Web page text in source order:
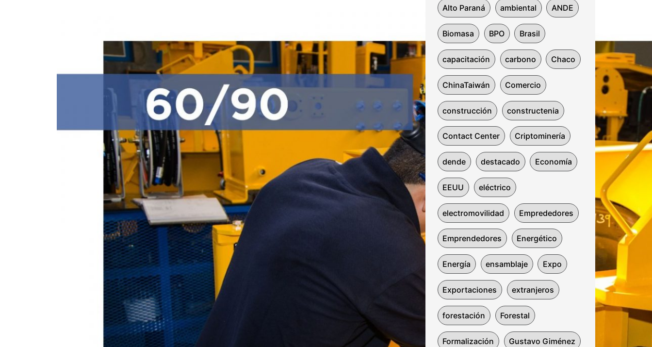
Alto Paraná ambiental ANDE
Biomasa BPO Brasil
capacitación carbono Chaco
ChinaTaiwán Comercio
construcción constructenia
Contact Center Criptominería
dende destacado Economía
EEUU eléctrico
electromovilidad Emprededores
Emprendedores Energético
Energía ensamblaje Expo
Exportaciones extranjeros
forestación Forestal
Formalización Gustavo Giménez